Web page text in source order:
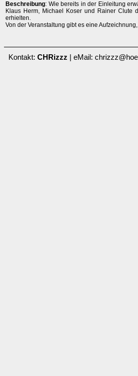
Beschreibung: Wie bereits in der Einleitung
Klaus Herm, Michael Koser und Rainer
erhielten.
Von der Veranstaltung gibt es eine
Kontakt: CHRizzz | eMail: